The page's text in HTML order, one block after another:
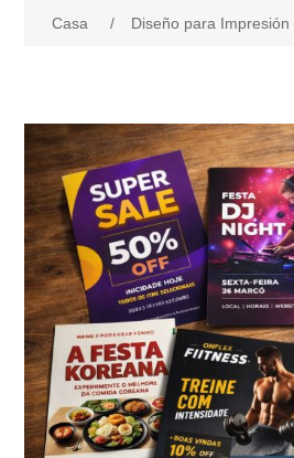
Casa / Diseño para Impresión